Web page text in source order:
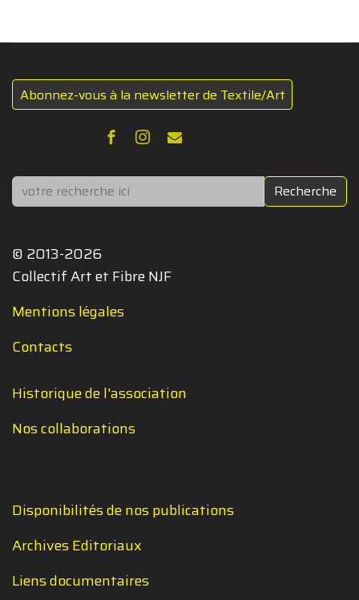
Abonnez-vous à la newsletter de Textile/Art
Rechercher Recherche
© 2013-2026
Collectif Art et Fibre NJF
Mentions légales
Contacts
Historique de l'association
Nos collaborations
Disponibilités de nos publications
Archives Editoriaux
Liens documentaires